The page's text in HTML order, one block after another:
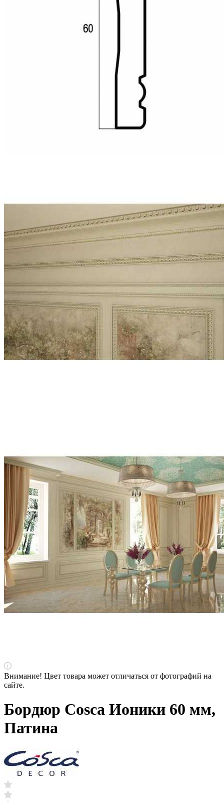
Внимание! Цвет товара может отличаться от фотографий на
сайте.
Бордюр Cosca Ионики 60 мм,
Патина